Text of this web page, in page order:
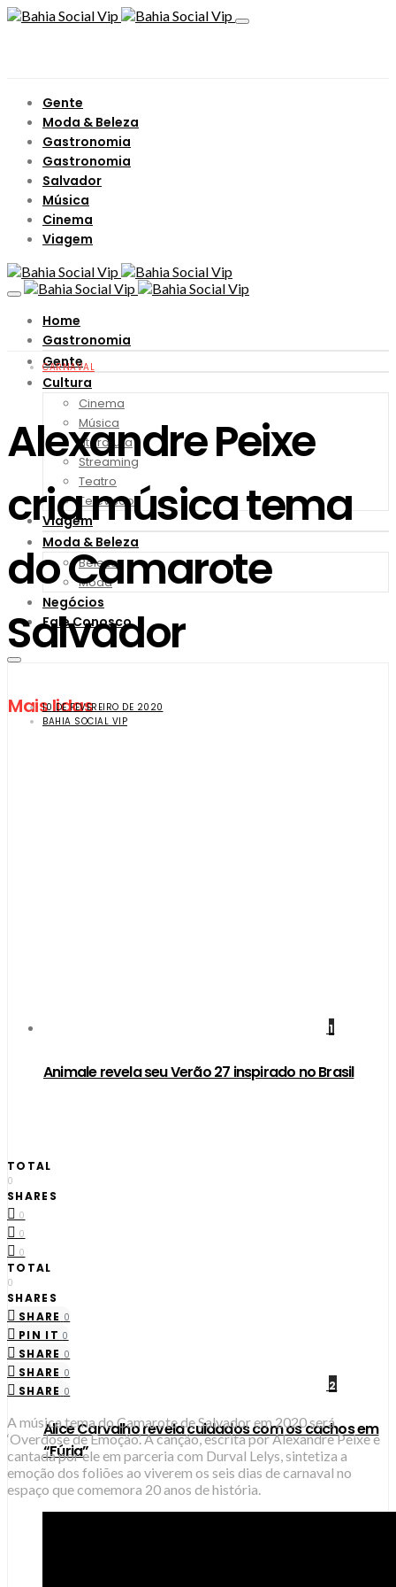
Gente
Moda & Beleza
Gastronomia
Gastronomia
Salvador
Música
Cinema
Viagem
Home
Gastronomia
Gente
Cultura
Cinema
Música
Literatura
Streaming
Teatro
Televisão
Viagem
Moda & Beleza
Beleza
Moda
Negócios
Fale Conosco
Mais lidas
1
Animale revela seu Verão 27 inspirado no Brasil
2
Alice Carvalho revela cuidados com os cachos em
“Fúria”
CARNAVAL
Alexandre Peixe
cria música tema
do Camarote
Salvador
10 DE FEVEREIRO DE 2020
BAHIA SOCIAL VIP
TOTAL
0
SHARES
0
0
0
TOTAL
0
SHARES
SHARE 0
PIN IT 0
SHARE 0
SHARE 0
SHARE 0
A música tema do Camarote de Salvador em 2020 será
‘Overdose de Emoção’. A canção, escrita por Alexandre Peixe e
cantada por ele em parceria com Durval Lelys, sintetiza a
emoção dos foliões ao viverem os seis dias de carnaval no
espaço que comemora 20 anos de história.